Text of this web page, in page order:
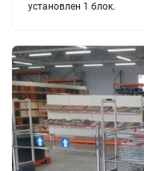
установлен 1 блок.